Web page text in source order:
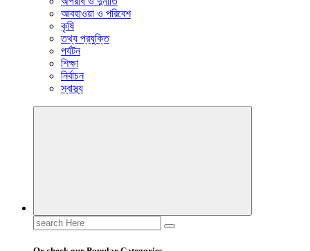
আবহাওয়া ও পরিবেশ
কৃষি
তথ্য প্রযুক্তি
পর্যটন
শিক্ষা
নির্বাচন
স্বাস্থ্য
Search
for: